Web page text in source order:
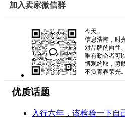
加入卖家微信群
今天，
信息浩瀚，时
对品牌的向往
唯有勤奋者可
博观约取，勇
不负青春荣光。
优质话题
入行六年，该检验一下自